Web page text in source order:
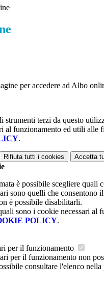
per accedere ad Albo
strumenti terzi da questo
al funzionamento ed utili alle
.
Rifiuta tutti i cookies Accetta
è possibile scegliere quali
sono quelli che consentono
è possibile disabilitarli.
sono i cookie necessari al
POLICY.
per il funzionamento
per il funzionamento non
consultare l'elenco